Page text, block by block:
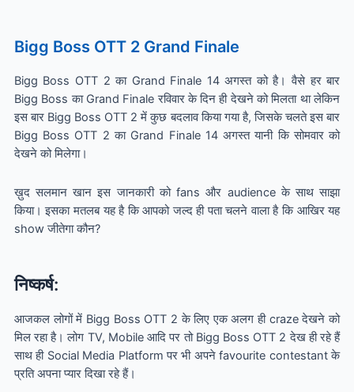
Bigg Boss OTT 2 Grand Finale
Bigg Boss OTT 2 का Grand Finale 14 अगस्त को है। वैसे हर बार
Bigg Boss का Grand Finale रविवार के दिन ही देखने को मिलता था लेकिन
इस बार Bigg Boss OTT 2 में कुछ बदलाव किया गया है, जिसके चलते इस बार
Bigg Boss OTT 2 का Grand Finale 14 अगस्त यानी कि सोमवार को
देखने को मिलेगा।
ख़ुद सलमान खान इस जानकारी को fans और audience के साथ साझा
किया। इसका मतलब यह है कि आपको जल्द ही पता चलने वाला है कि आखिर यह
show जीतेगा कौन?
निष्कर्ष:
आजकल लोगों में Bigg Boss OTT 2 के लिए एक अलग ही craze देखने को
मिल रहा है। लोग TV, Mobile आदि पर तो Bigg Boss OTT 2 देख ही रहे हैं
साथ ही Social Media Platform पर भी अपने favourite contestant के
प्रति अपना प्यार दिखा रहे हैं।